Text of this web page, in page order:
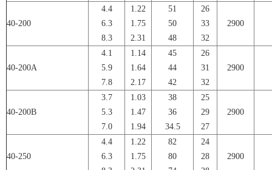
40-200
4.4
6.3
8.3
1.22
1.75
2.31
51
50
48
26
33
32
2900
40-200A
4.1
5.9
7.8
1.14
1.64
2.17
45
44
42
26
31
32
2900
40-200B
3.7
5.3
7.0
1.03
1.47
1.94
38
36
34.5
25
29
27
2900
40-250
4.4
6.3
1.22
1.75
82
80
24
28
2900